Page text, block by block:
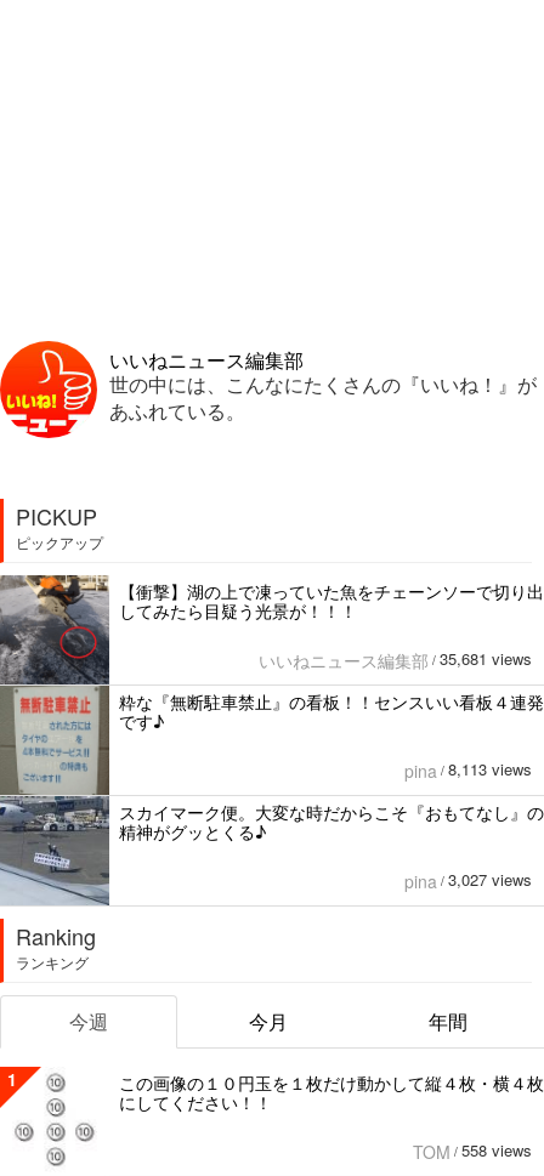
いいねニュース編集部
世の中には、こんなにたくさんの『いいね！』が
あふれている。
PICKUP
ピックアップ
【衝撃】湖の上で凍っていた魚をチェーンソーで切り出
してみたら目疑う光景が！！！
いいねニュース編集部 / 35,681 views
粋な『無断駐車禁止』の看板！！センスいい看板４連発
です♪
pina / 8,113 views
スカイマーク便。大変な時だからこそ『おもてなし』の
精神がグッとくる♪
pina / 3,027 views
Ranking
ランキング
今週 今月 年間
1
この画像の１０円玉を１枚だけ動かして縦４枚・横４枚
にしてください！！
TOM / 558 views